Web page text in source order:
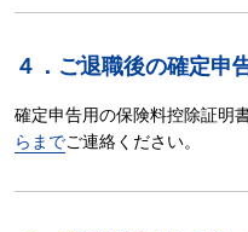
４．ご退職後の確定申
確定申告用の保険料控除証明
らまでご連絡ください。